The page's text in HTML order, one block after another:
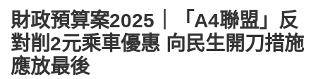
財政預算案2025｜「A4聯盟」反
對削2元乘車優惠 向民生開刀措施
應放最後